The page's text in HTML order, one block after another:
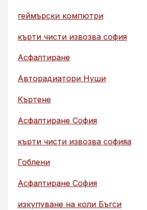
геймърски компютри
кърти чисти извозва софия
Асфалтиране
Авторадиатори Нуши
Къртене
Асфалтиране София
кърти чисти извозва софияа
Гоблени
Асфалтиране София
изкупуване на коли Бъгси